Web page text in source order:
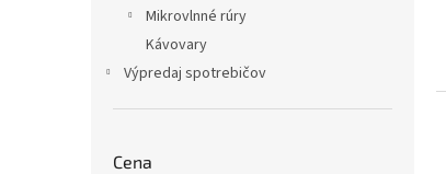
Mikrovlnné rúry
Kávovary
Výpredaj spotrebičov
Cena